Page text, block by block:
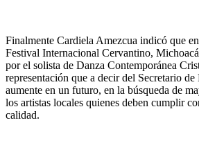
Finalmente Cardiela Amezcua indicó que
Festival Internacional Cervantino,
por el solista de Danza Contemporánea
representación que a decir del Secretario de
aumente en un futuro, en la búsqueda de
los artistas locales quienes deben cumplir
calidad.